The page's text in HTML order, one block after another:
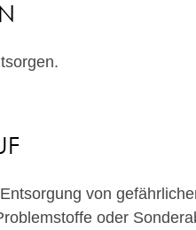
von
oder